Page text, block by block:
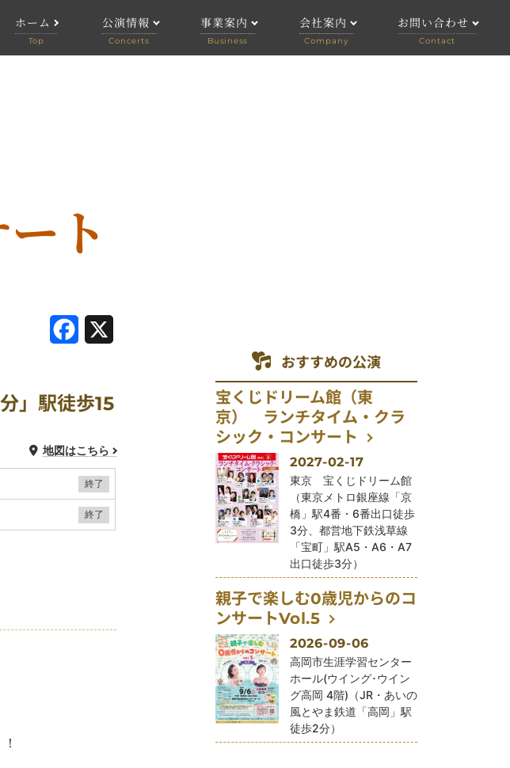
ト
e
o
o
k
」駅徒歩15
地図はこちら
終了
終了
おすすめの公演
宝くじドリーム館（東
京） ランチタイム・クラ
シック・コンサート
2027-02-17
公演会場
東京 宝くじドリーム館
（東京メトロ銀座線「京
橋」駅4番・6番出口徒歩
3分、都営地下鉄浅草線
「宝町」駅A5・A6・A7
出口徒歩3分）
親子で楽しむ0歳児からのコ
ンサートVol.5
2026-09-06
公演会場
高岡市生涯学習センター
ホール(ウイング･ウイン
グ高岡 4階)（JR・あいの
風とやま鉄道「高岡」駅
徒歩2分）
ホーム 公演情報 事業案内 会社案内 お問い合わせ